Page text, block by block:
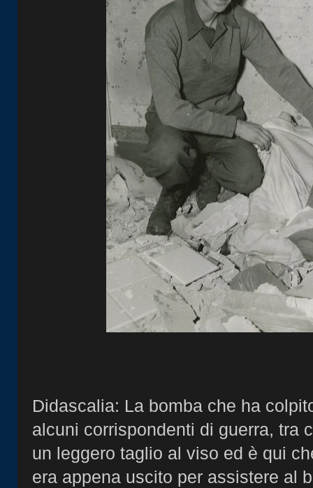
Didascalia: La bomba che ha
alcuni corrispondenti di guerra, tra
un leggero taglio al viso ed è qui
era appena uscito per assistere al